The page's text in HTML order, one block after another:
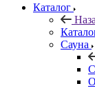
Каталог
Сауна